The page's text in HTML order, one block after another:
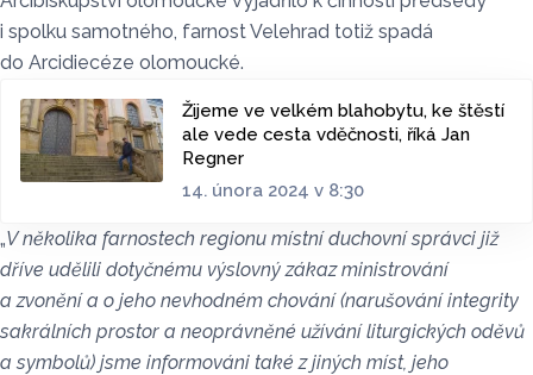
i spolku samotného, farnost Velehrad totiž spadá
do Arcidiecéze olomoucké.
Žijeme ve velkém blahobytu, ke štěstí
ale vede cesta vděčnosti, říká Jan
Regner
14. února 2024 v 8:30
„V několika farnostech regionu místní duchovní správci již
dříve udělili dotyčnému výslovný zákaz ministrování
a zvonění a o jeho nevhodném chování (narušování integrity
sakrálních prostor a neoprávněné užívání liturgických oděvů
a symbolů) jsme informováni také z jiných míst, jeho